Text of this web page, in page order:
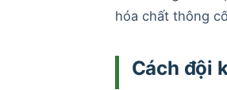
hóa chất thông
Cách đội